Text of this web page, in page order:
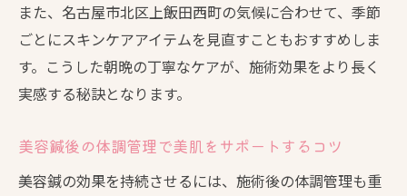
また、名古屋市北区上飯田西町の気候に合わせて、季節
ごとにスキンケアアイテムを見直すこともおすすめしま
す。こうした朝晩の丁寧なケアが、施術効果をより長く
実感する秘訣となります。
美容鍼後の体調管理で美肌をサポートするコツ
美容鍼の効果を持続させるには、施術後の体調管理も重